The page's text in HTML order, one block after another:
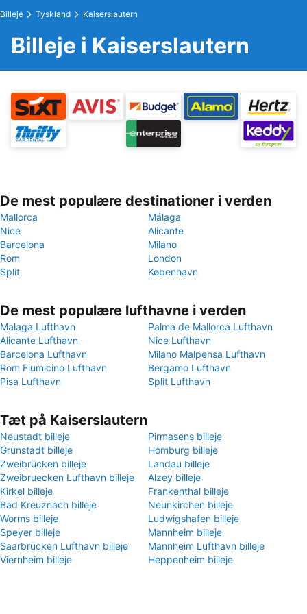
Billeje Tyskland Kaiserslautern
Billeje i Kaiserslautern
De mest populære destinationer i verden
Mallorca
Málaga
Nice
Alicante
Barcelona
Milano
Rom
London
Split
København
De mest populære lufthavne i verden
Malaga Lufthavn
Palma de Mallorca Lufthavn
Alicante Lufthavn
Nice Lufthavn
Barcelona Lufthavn
Milano Malpensa Lufthavn
Rom Fiumicino Lufthavn
Bergamo Lufthavn
Pisa Lufthavn
Split Lufthavn
Tæt på Kaiserslautern
Neustadt billeje
Pirmasens billeje
Grünstadt billeje
Homburg billeje
Zweibrücken billeje
Landau billeje
Zweibruecken Lufthavn billeje
Alzey billeje
Kirkel billeje
Frankenthal billeje
Bad Kreuznach billeje
Neunkirchen billeje
Worms billeje
Ludwigshafen billeje
Speyer billeje
Mannheim billeje
Saarbrücken Lufthavn billeje
Mannheim Lufthavn billeje
Viernheim billeje
Heppenheim billeje